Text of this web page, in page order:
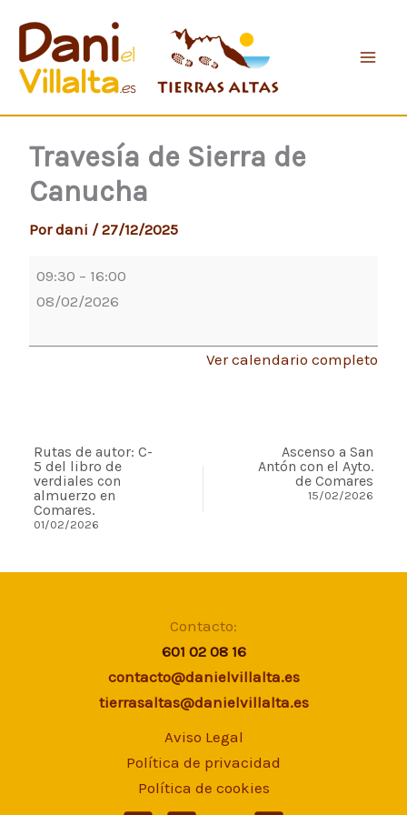
contenido
Travesía de Sierra de
Canucha
Pordani /27/12/2025
de
Sierra
de
Canucha
09:30 – 16:00
08/02/2026
Ver calendario completo
Rutas de autor: C-
5 del libro de
verdiales con
almuerzo en
Comares.
01/02/2026
Ascenso a San
Antón con el Ayto.
de Comares
15/02/2026
Contacto:
601 02 08 16
contacto@danielvillalta.es
tierrasaltas@danielvillalta.es
Aviso Legal
Política de privacidad
Política de cookies